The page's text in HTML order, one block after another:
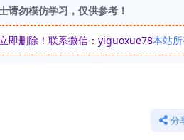
请勿模仿学习，仅供参考！
即删除！联系微信：yiguoxue78本站
分